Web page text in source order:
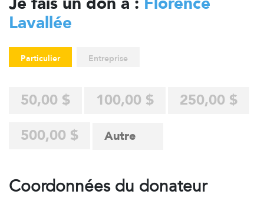
Lavallée
Particulier Entreprise
50,00 $ 100,00 $
250,00 $
500,00 $
Coordonnées du donateur